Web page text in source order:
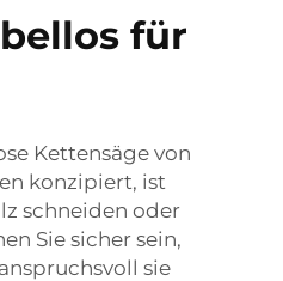
für
Kettensäge von
konzipiert, ist
schneiden oder
Sie sicher sein,
sie